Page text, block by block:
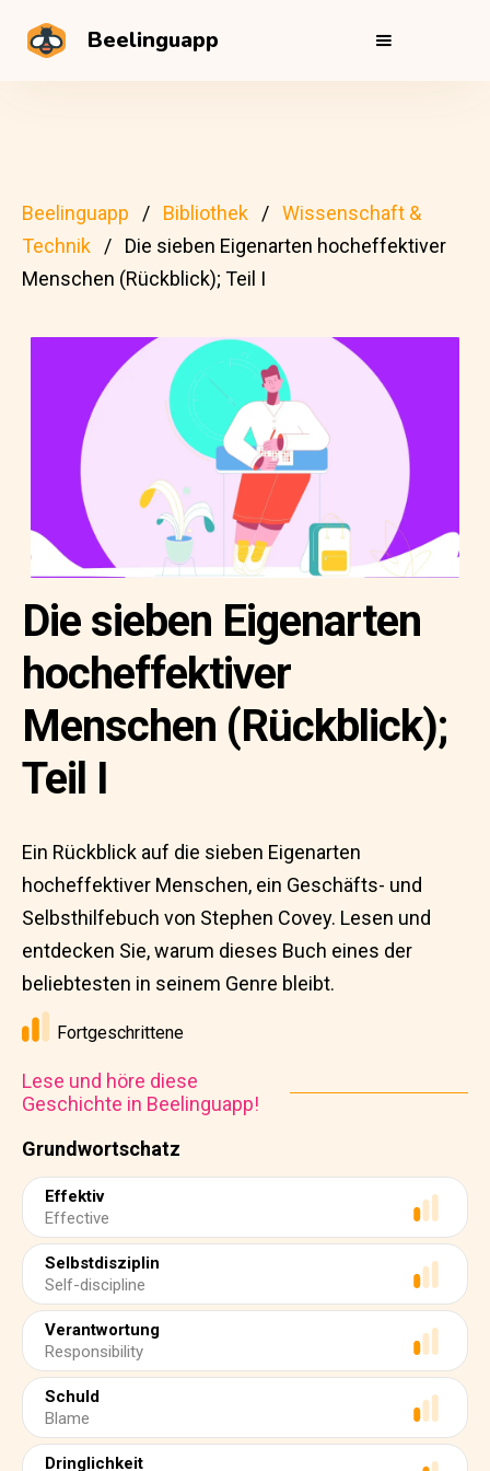
Beelinguapp
Beelinguapp Bibliothek
Wissenschaft &
Technik
Die sieben Eigenarten hocheffektiver
Menschen (Rückblick); Teil I
Grundwortschatz
Effektiv
Effective
Selbstdisziplin
Self-discipline
Verantwortung
Responsibility
Schuld
Blame
Dringlichkeit
Die sieben Eigenarten
hocheffektiver
Menschen (Rückblick);
Teil I
Ein Rückblick auf die sieben Eigenarten
hocheffektiver Menschen, ein Geschäfts- und
Selbsthilfebuch von Stephen Covey. Lesen und
entdecken Sie, warum dieses Buch eines der
beliebtesten in seinem Genre bleibt.
Fortgeschrittene
Lese und höre diese
Geschichte in Beelinguapp!